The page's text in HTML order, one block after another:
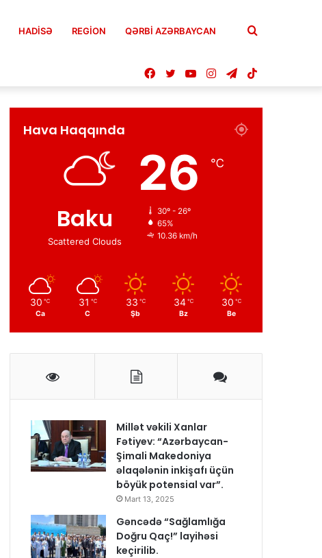
HADISƏ REGION QƏRBİ AZƏRBAYCAN Axtar
Telegram
Instagram
YouTube
Twitter
Facebook
Hava Haqqında
Baku
Scattered Clouds
26 ℃
30º - 26º
65%
10.36 km/h
30 ℃
Ca
31 ℃
C
33 ℃
Şb
34 ℃
Bz
30 ℃
Be
Millət vəkili Xanlar
Fətiyev: “Azərbaycan-
Şimali Makedoniya
əlaqələnin inkişafı üçün
böyük potensial var”.
Mart 13, 2025
Gəncədə “Sağlamlığa
Doğru Qaç!” layihəsi
keçirilib.